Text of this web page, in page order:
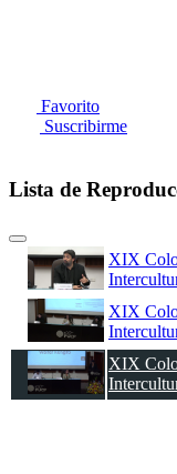
Favorito
Suscribirme
Lista de
XIX
XIX
XIX